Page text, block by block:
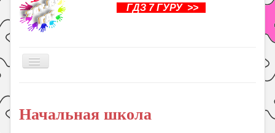
ГДЗ 7 ГУРУ >>
Включить/
Книги
Начальная школа